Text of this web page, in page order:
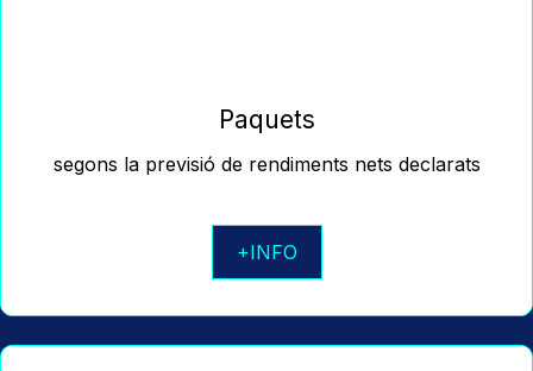
Paquets
segons la previsió de rendiments nets declarats
+INFO